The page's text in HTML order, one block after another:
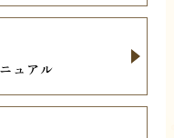
ュアル